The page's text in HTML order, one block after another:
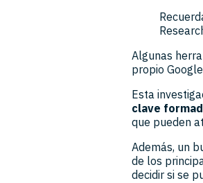
Algunas
propio
Esta
clave
que pueden
Además, un
de los
decidir si se